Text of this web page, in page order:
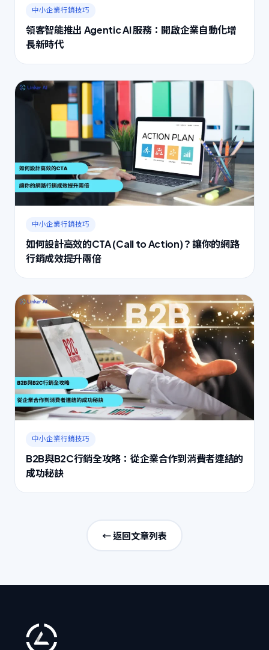
中小企業行銷技巧
領客智能推出 Agentic AI 服務：開啟企業自動化增
長新時代
中小企業行銷技巧
如何設計高效的CTA (Call to Action)？讓你的網路
行銷成效提升兩倍
中小企業行銷技巧
B2B與B2C行銷全攻略：從企業合作到消費者連結的
成功秘訣
← 返回文章列表